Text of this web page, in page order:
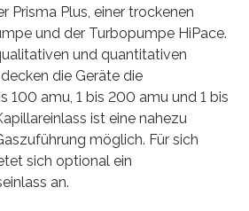
Prisma Plus, einer trockenen
und der Turbopumpe HiPace.
und quantitativen
die Geräte die
100 amu, 1 bis 200 amu und 1 bis
ist eine nahezu
möglich. Für sich
sich optional ein
an.